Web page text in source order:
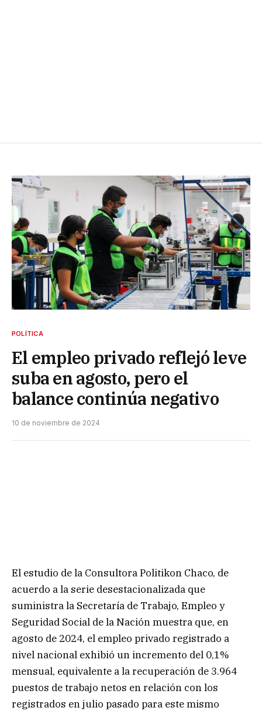
POLÍTICA
El empleo privado reflejó leve
suba en agosto, pero el
balance continúa negativo
10 de noviembre de 2024
El estudio de la Consultora Politikon Chaco, de
acuerdo a la serie desestacionalizada que
suministra la Secretaría de Trabajo, Empleo y
Seguridad Social de la Nación muestra que, en
agosto de 2024, el empleo privado registrado a
nivel nacional exhibió un incremento del 0,1%
mensual, equivalente a la recuperación de 3.964
puestos de trabajo netos en relación con los
registrados en julio pasado para este mismo